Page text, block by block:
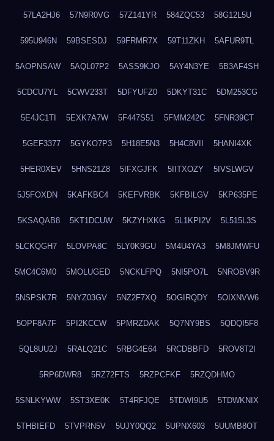
57LA2HJ6 57N9R0VG 57Z141YR 584ZQC53 58G12L5U
595U946N 59BSESDJ 59FRMR7X 59T11ZKH 5AFUR9TL
5AOPNSAW 5AQL07P2 5ASS9KJO 5AY4N3YE 5B3AF4SH
5CDCU7YL 5CWV233T 5DFYUFZ0 5DKYT31C 5DM253CG
5E4JC1TI 5EXK7A7W 5F447S51 5FMM242C 5FNR39CT
5GEF3377 5GYKO7P3 5H18E5N3 5H4C8VII 5HANI4XK
5HER0XEV 5HNS21Z8 5IFXGJFK 5IITXOZY 5IVSLWGV
5J5FOXDN 5KAFKBC4 5KEFVRBK 5KFBILGV 5KP635PE
5KSAQAB8 5KT1DCUW 5KZYHXKG 5L1KPI2V 5L515L3S
5LCKQGH7 5LOVPA8C 5LY0K9GU 5M4U4YA3 5M8JMWFU
5MC4C6M0 5MOLUGED 5NCKLFPQ 5NI5PO7L 5NROBV9R
5NSPSK7R 5NYZ03GV 5NZ2F7XQ 5OGIRQDY 5OIXNVW6
5OPF8A7F 5PI2KCCW 5PMRZDAK 5Q7NY9BS 5QDQI5F8
5QL8UU2J 5RALQ21C 5RBG4E64 5RCDBBFD 5ROV8T2I
5RP6DWR8 5RZ72FTS 5RZPCFKF 5RZQDHMO
5SNLKYWW 5ST3XE0K 5T4RFJQE 5TDWI9U5 5TDWKNIX
5THBIEFD 5TVPRN5V 5UJY0QQ2 5UPNX603 5UUMB8OT